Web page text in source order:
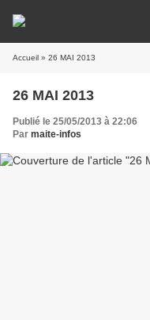
Accueil » 26 MAI 2013
26 MAI 2013
Publié le 25/05/2013 à 22:06
Par maite-infos